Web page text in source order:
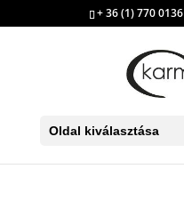
+ 36 (1) 770 0136
Oldal kiválasztása